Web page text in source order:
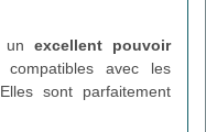
unexcellent pouvoir
avec les
sont parfaitement